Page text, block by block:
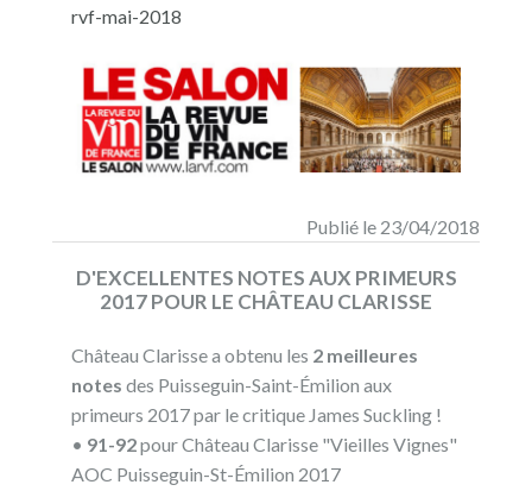
rvf-mai-2018
Publié le 23/04/2018
D'EXCELLENTES NOTES AUX PRIMEURS
2017 POUR LE CHÂTEAU CLARISSE
Château Clarisse a obtenu les 2 meilleures
notes des Puisseguin-Saint-Émilion aux
primeurs 2017 par le critique James Suckling !
• 91-92pour Château Clarisse "Vieilles Vignes"
AOC Puisseguin-St-Émilion 2017